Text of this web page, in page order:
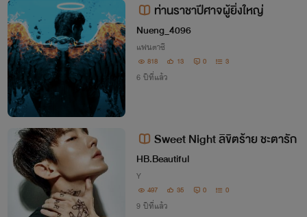
ท่านราชาปีศาจผู้ยิ่งใหญ่
Nueng_4096
แฟนตาซี
818 13 0 3
6 ปีที่แล้ว
Sweet Night ลิขิตร้าย ชะตารัก
HB.Beautiful
Y
497 35 0 0
9 ปีที่แล้ว